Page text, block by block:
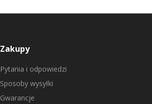
Zakupy
Pytania i odpowiedzi
Sposoby wysyłki
Gwarancje